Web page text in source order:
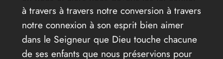
à travers à travers notre conversion à travers
notre connexion à son esprit bien aimer
dans le Seigneur que Dieu touche chacune
de ses enfants que nous préservions pour